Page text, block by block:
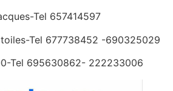
Tel 657414597
Tel 677738452 -690325029
Tel 695630862- 222233006